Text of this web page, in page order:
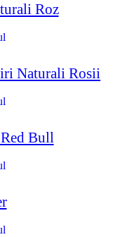
Roz
Naturali Rosii
Bull